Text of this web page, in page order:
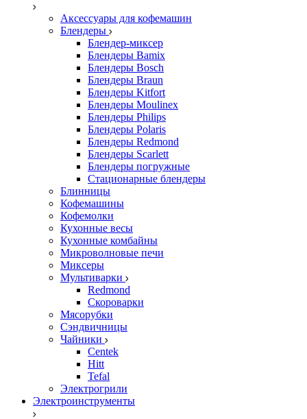
Аксессуары для кофемашин
Блендеры
Блендер-миксер
Блендеры Bamix
Блендеры Bosch
Блендеры Braun
Блендеры Kitfort
Блендеры Moulinex
Блендеры Philips
Блендеры Polaris
Блендеры Redmond
Блендеры Scarlett
Блендеры погружные
Стационарные блендеры
Блинницы
Кофемашины
Кофемолки
Кухонные весы
Кухонные комбайны
Микроволновые печи
Миксеры
Мультиварки
Redmond
Скороварки
Мясорубки
Сэндвичницы
Чайники
Centek
Hitt
Tefal
Электрогрили
Электроинструменты